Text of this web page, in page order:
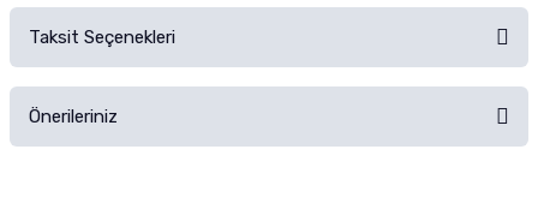
Ürünü Satın Al ve Yorumla
Taksit Seçenekleri
Önerileriniz